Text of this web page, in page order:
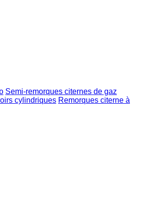
Semi-remorques citernes de gaz
cylindriques Remorques citerne à